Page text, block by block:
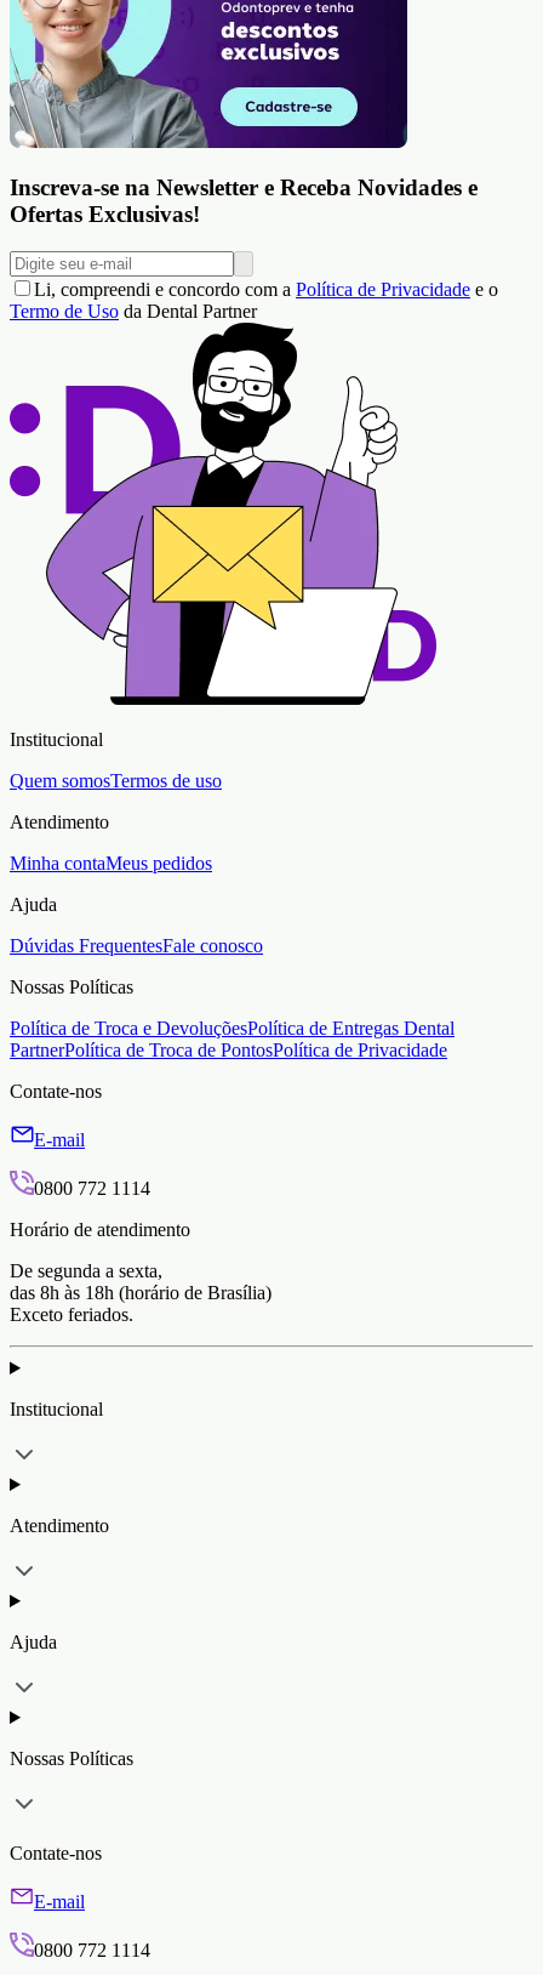
Inscreva-se na Newsletter e Receba Novidades e
Ofertas Exclusivas!
Li, compreendi e concordo com a Política de Privacidade e o
Termo de Uso da Dental Partner
Institucional
Quem somosTermos de uso
Atendimento
Minha contaMeus pedidos
Ajuda
Dúvidas FrequentesFale conosco
Nossas Políticas
Política de Troca e DevoluçõesPolítica de Entregas Dental
PartnerPolítica de Troca de PontosPolítica de Privacidade
Contate-nos
E-mail
0800 772 1114
Horário de atendimento
De segunda a sexta,
das 8h às 18h (horário de Brasília)
Exceto feriados.
Institucional
Atendimento
Ajuda
Nossas Políticas
Contate-nos
E-mail
0800 772 1114